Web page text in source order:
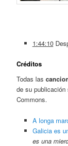
1:44:10
Créditos
Todas las
de su
Commons.
A longa
Galicia es
es una